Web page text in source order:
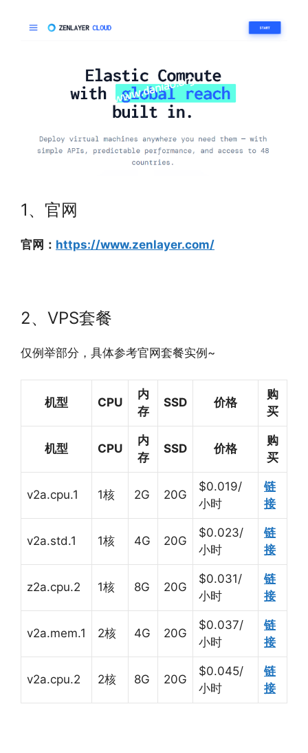
1、官网
官网： https://www.zenlayer.com/
2、VPS套餐
仅例举部分，具体参考官网套餐实例~
机型 CPU
内
存
SSD 价格
购
买
机型 CPU
内
存
SSD 价格
购
买
v2a.cpu.1 1核 2G 20G
$0.019/
小时
链
接
v2a.std.1 1核 4G 20G
$0.023/
小时
链
接
z2a.cpu.2 1核 8G 20G
$0.031/
小时
链
接
v2a.mem.1 2核 4G 20G
$0.037/
小时
链
接
v2a.cpu.2 2核 8G 20G
$0.045/
小时
链
接